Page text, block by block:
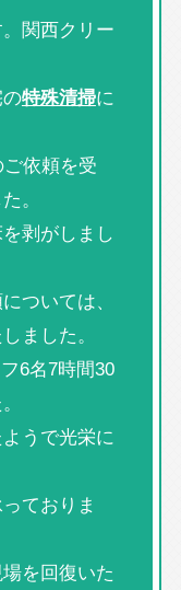
関西クリー
特殊清掃に
ご依頼を受
。
剥がしまし
ついては、
ました。
6名7時間30
うで光栄に
ておりま
を回復いた